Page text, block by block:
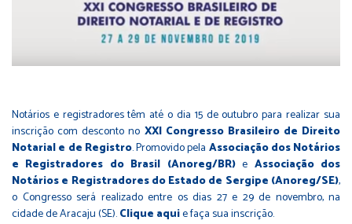
Notários e registradores têm até o dia 15 de outubro para realizar sua
inscrição com desconto no XXI Congresso Brasileiro de Direito
Notarial e de Registro. Promovido pela Associação dos Notários
e Registradores do Brasil (Anoreg/BR)e Associação dos
Notários e Registradores do Estado de Sergipe (Anoreg/SE),
o Congresso será realizado entre os dias 27 e 29 de novembro, na
cidade de Aracaju (SE).Clique aquie faça sua inscrição.